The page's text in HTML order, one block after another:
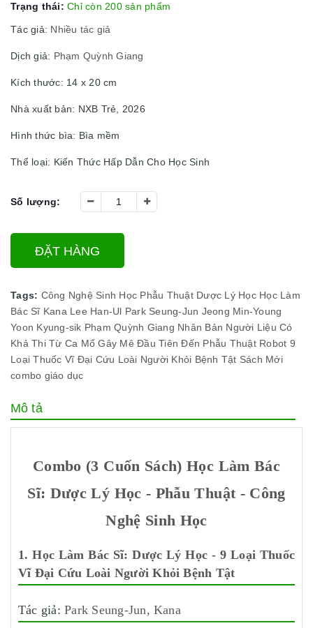
Trạng thái: Chỉ còn 200 sản phẩm
Tác giả: Nhiều tác giả
Dịch giả: Phạm Quỳnh Giang
Kích thước: 14 x 20 cm
Nhà xuất bản: NXB Trẻ, 2026
Hình thức bìa: Bìa mềm
Thể loại: Kiến Thức Hấp Dẫn Cho Học Sinh
Số lượng:
ĐẶT HÀNG
Tags: Công Nghệ Sinh Học Phẫu Thuật Dược Lý Học Học Làm
Bác Sĩ Kana Lee Han-Ul Park Seung-Jun Jeong Min-Young
Yoon Kyung-sik Phạm Quỳnh Giang Nhân Bản Người Liệu Có
Khả Thi Từ Ca Mổ Gây Mê Đầu Tiên Đến Phẫu Thuật Robot 9
Loại Thuốc Vĩ Đại Cứu Loài Người Khỏi Bệnh Tật Sách Mới
combo giáo dục
Mô tả
Combo (3 Cuốn Sách) Học Làm Bác
Sĩ: Dược Lý Học - Phẫu Thuật - Công
Nghệ Sinh Học
1. Học Làm Bác Sĩ: Dược Lý Học - 9 Loại Thuốc
Vĩ Đại Cứu Loài Người Khỏi Bệnh Tật
Tác giả:Park Seung-Jun, Kana